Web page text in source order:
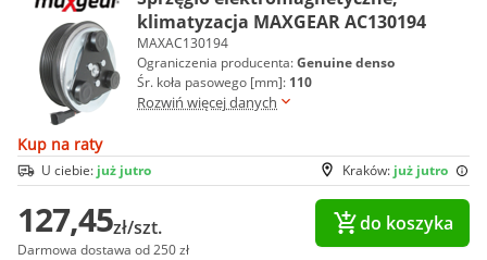
klimatyzacja MAXGEAR AC130194
MAXAC130194
Ograniczenia producenta:Genuine denso
Śr. koła pasowego [mm]: 110
Rozwiń więcej danych
Kup na raty
Kraków: już jutro
U ciebie: już jutro
127,45zł/szt.
Darmowa dostawa od 250 zł
do koszyka